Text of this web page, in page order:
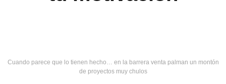
Cuando parece que lo tienen hecho… en la barrera venta palman un montón
de proyectos muy chulos